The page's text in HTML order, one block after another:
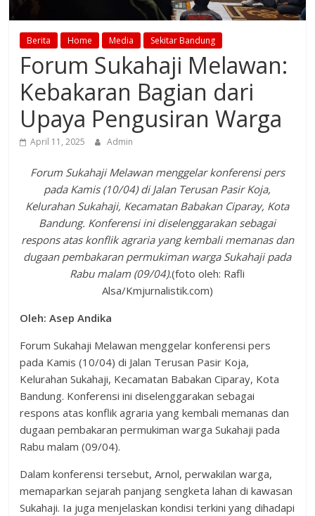
Berita Home Media Sekitar Bandung
Forum Sukahaji Melawan:
Kebakaran Bagian dari
Upaya Pengusiran Warga
April 11, 2025 Admin
Forum Sukahaji Melawan menggelar konferensi pers
pada Kamis (10/04) di Jalan Terusan Pasir Koja,
Kelurahan Sukahaji, Kecamatan Babakan Ciparay, Kota
Bandung. Konferensi ini diselenggarakan sebagai
respons atas konflik agraria yang kembali memanas dan
dugaan pembakaran permukiman warga Sukahaji pada
Rabu malam (09/04).(foto oleh: Rafli
Alsa/Kmjurnalistik.com)
Oleh: Asep Andika
Forum Sukahaji Melawan menggelar konferensi pers
pada Kamis (10/04) di Jalan Terusan Pasir Koja,
Kelurahan Sukahaji, Kecamatan Babakan Ciparay, Kota
Bandung. Konferensi ini diselenggarakan sebagai
respons atas konflik agraria yang kembali memanas dan
dugaan pembakaran permukiman warga Sukahaji pada
Rabu malam (09/04).
Dalam konferensi tersebut, Arnol, perwakilan warga,
memaparkan sejarah panjang sengketa lahan di kawasan
Sukahaji. Ia juga menjelaskan kondisi terkini yang dihadapi